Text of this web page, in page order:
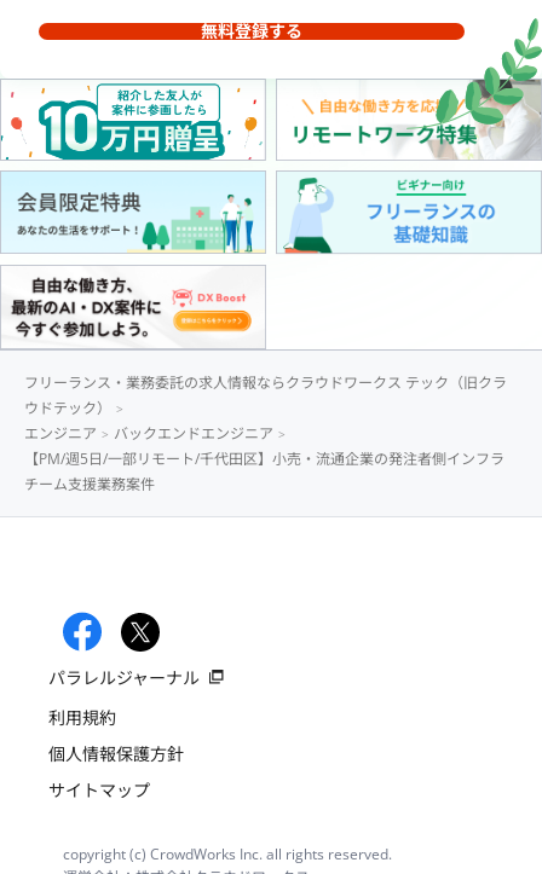
無料登録する
フリーランス・業務委託の求人情報ならクラウドワークス テック（旧クラ
ウドテック）
エンジニア
バックエンドエンジニア
【PM/週5日/一部リモート/千代田区】小売・流通企業の発注者側インフラ
チーム支援業務案件
パラレルジャーナル
利用規約
個人情報保護方針
サイトマップ
copyright (c) CrowdWorks Inc. all rights reserved.